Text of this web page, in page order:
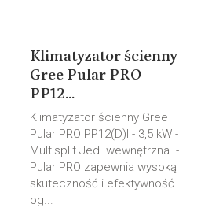
Klimatyzator ścienny
Gree Pular PRO
PP12...
Klimatyzator ścienny Gree
Pular PRO PP12(D)I - 3,5 kW -
Multisplit Jed. wewnętrzna. -
Pular PRO zapewnia wysoką
skuteczność i efektywność
og...